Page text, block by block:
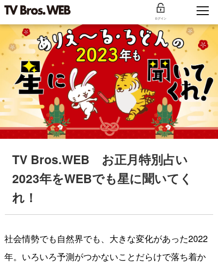
ログイン
TV Bros.WEB お正月特別占い
2023年をWEBでも星に聞いてく
れ！
社会情勢でも自然界でも、大きな変化があった2022
年。いろいろ予測がつかないことだらけで落ち着か